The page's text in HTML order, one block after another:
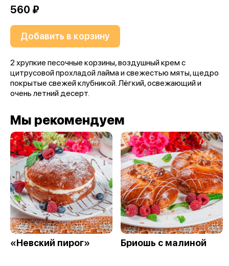
560 ₽
Добавить в корзину
2 хрупкие песочные корзины, воздушный крем с
цитрусовой прохладой лайма и свежестью мяты, щедро
покрытые свежей клубникой. Лёгкий, освежающий и
очень летний десерт.
Мы рекомендуем
«Невский пирог» Бриошь с малиной